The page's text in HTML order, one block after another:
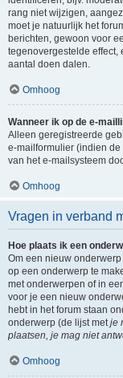
rang niet wijzigen,
moet je natuurlijk het
berichten, gewoon voor
tegenovergestelde effect,
aantal doen dalen.
Omhoog
Wanneer ik op de e-
Alleen geregistreerde
e-mailformulier (indien
van het e-mailsysteem
Omhoog
Vragen in verband
Hoe plaats ik een
Om een nieuw
op een onderwerp te
met onderwerpen of in
voor je een nieuw
hebt in het forum staan
onderwerp (de lijst metje
plaatsen, je mag niet
Omhoog